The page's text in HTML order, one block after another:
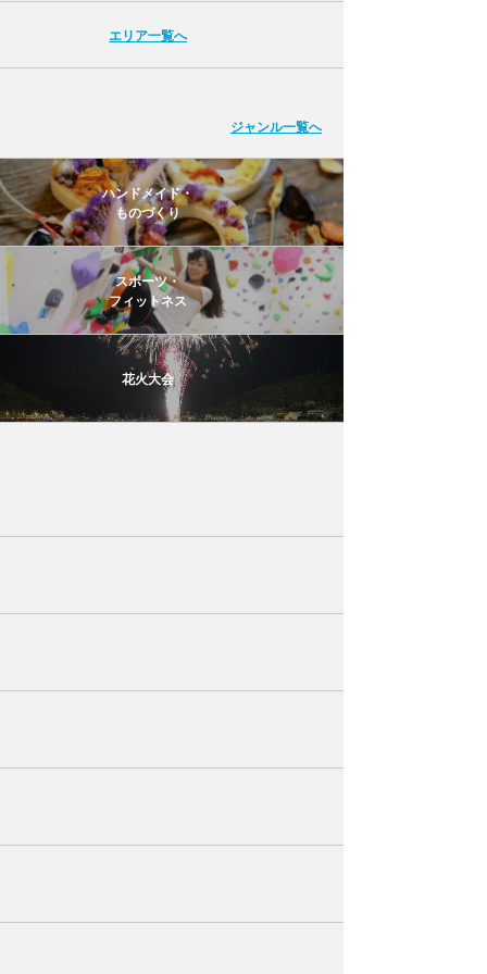
エリア一覧へ
ジャンル一覧へ
ハンドメイド・
ものづくり
スポーツ・
フィットネス
花火大会